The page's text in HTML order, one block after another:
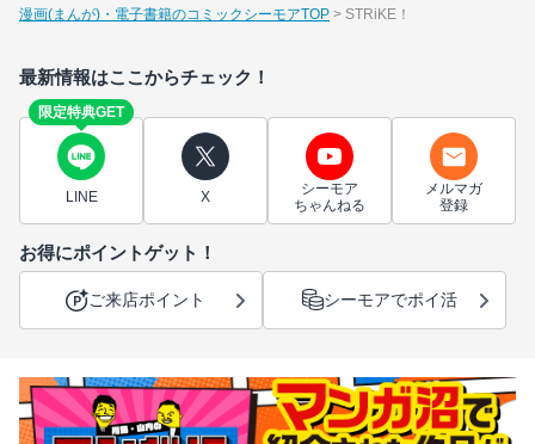
漫画(まんが)・電子書籍のコミックシーモアTOP STRiKE！
最新情報はここからチェック！
限定特典GET
LINE X
シーモア
ちゃんねる
メルマガ
登録
お得にポイントゲット！
ご来店ポイント シーモアでポイ活